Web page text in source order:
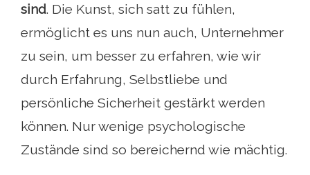
sind. Die Kunst, sich satt zu fühlen,
ermöglicht es uns nun auch, Unternehmer
zu sein, um besser zu erfahren, wie wir
durch Erfahrung, Selbstliebe und
persönliche Sicherheit gestärkt werden
können. Nur wenige psychologische
Zustände sind so bereichernd wie mächtig.